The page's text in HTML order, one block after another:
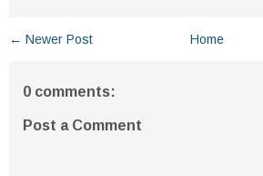
← Newer Post Home
0 comments:
Post a Comment